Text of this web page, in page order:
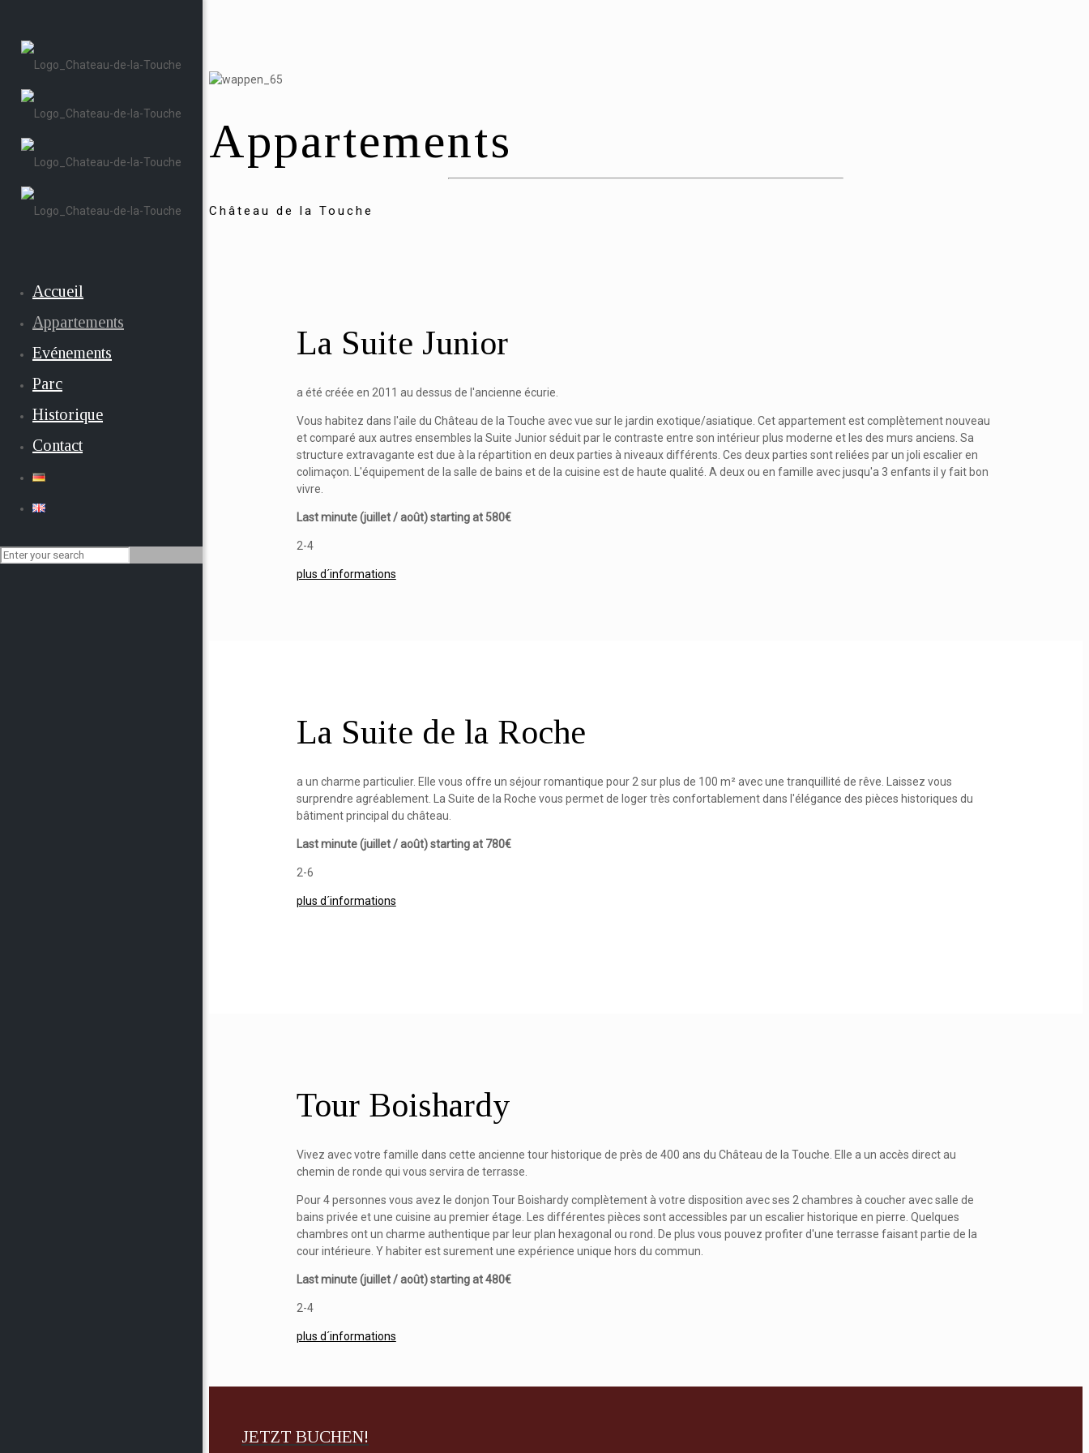
Accueil
Appartements
Evénements
Parc
Historique
Contact
Appartements
Château de la Touche
La Suite Junior
a été créée en 2011 au dessus de l'ancienne écurie.
Vous habitez dans l'aile du Château de la Touche avec vue sur le jardin exotique/asiatique. Cet appartement est complètement nouveau
et comparé aux autres ensembles la Suite Junior séduit par le contraste entre son intérieur plus moderne et les des murs anciens. Sa
structure extravagante est due à la répartition en deux parties à niveaux différents. Ces deux parties sont reliées par un joli escalier en
colimaçon. L'équipement de la salle de bains et de la cuisine est de haute qualité. A deux ou en famille avec jusqu'a 3 enfants il y fait bon
vivre.
Last minute (juillet / août) starting at 580€
2-4
plus d´informations
La Suite de la Roche
a un charme particulier. Elle vous offre un séjour romantique pour 2 sur plus de 100 m² avec une tranquillité de rêve. Laissez vous
surprendre agréablement. La Suite de la Roche vous permet de loger très confortablement dans l'élégance des pièces historiques du
bâtiment principal du château.
Last minute (juillet / août) starting at 780€
2-6
plus d´informations
Tour Boishardy
Vivez avec votre famille dans cette ancienne tour historique de près de 400 ans du Château de la Touche. Elle a un accès direct au
chemin de ronde qui vous servira de terrasse.
Pour 4 personnes vous avez le donjon Tour Boishardy complètement à votre disposition avec ses 2 chambres à coucher avec salle de
bains privée et une cuisine au premier étage. Les différentes pièces sont accessibles par un escalier historique en pierre. Quelques
chambres ont un charme authentique par leur plan hexagonal ou rond. De plus vous pouvez profiter d'une terrasse faisant partie de la
cour intérieure. Y habiter est surement une expérience unique hors du commun.
Last minute (juillet / août) starting at 480€
2-4
plus d´informations
JETZT BUCHEN!